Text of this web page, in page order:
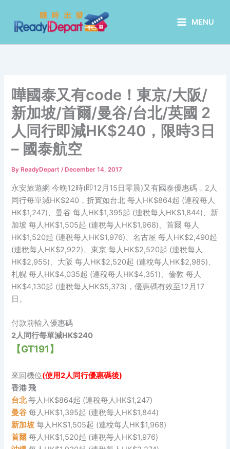
content
MENU
嘩國泰又有code！東京/大阪/
新加坡/首爾/曼谷/台北/英國 2
人同行即減HK$240，限時3日
– 國泰航空
By ReadyDepart/ December 14, 2017
永安旅遊網 今晚12時(即12月15日零晨)又有國泰優惠碼，2人
同行每單減HK$240，折實如台北 每人HK$864起 (連稅每人
HK$1,247)、曼谷 每人HK$1,395起 (連稅每人HK$1,844)、新
加坡 每人HK$1,505起 (連稅每人HK$1,968)、首爾 每人
HK$1,520起 (連稅每人HK$1,976)、名古屋 每人HK$2,490起
(連稅每人HK$2,922)、東京 每人HK$2,520起 (連稅每人
HK$2,955)、大阪 每人HK$2,520起 (連稅每人HK$2,985)、
札幌 每人HK$4,035起 (連稅每人HK$4,351)、倫敦 每人
HK$4,130起 (連稅每人HK$5,373)，優惠碼有效至12月17
日。
付款前輸入優惠碼
2人同行每單減HK$240
【GT191】
來回機位(使用2人同行優惠碼後)
香港 飛
台北每人HK$864起 (連稅每人HK$1,247)
曼谷 每人HK$1,395起 (連稅每人HK$1,844)
新加坡 每人HK$1,505起 (連稅每人HK$1,968)
首爾 每人HK$1,520起 (連稅每人HK$1,976)